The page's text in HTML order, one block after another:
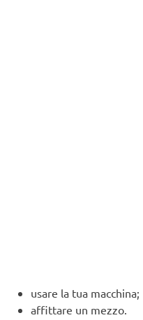
usare la tua macchina;
affittare un mezzo.